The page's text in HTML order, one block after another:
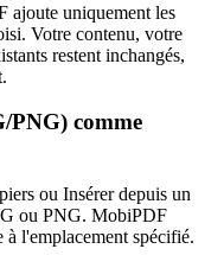
ajoute uniquement les
Votre contenu, votre
restent inchangés,
PNG) comme
ou Insérer depuis un
ou PNG. MobiPDF
l'emplacement spécifié.